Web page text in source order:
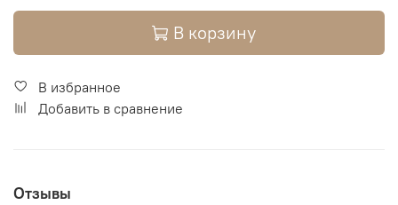
В корзину
В избранное
Добавить в сравнение
Отзывы